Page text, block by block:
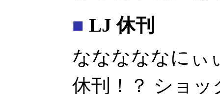
■ LJ 休刊
なななななにぃ
休刊！？ ショ